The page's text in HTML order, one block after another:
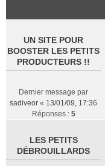
UN SITE POUR
BOOSTER LES PETITS
PRODUCTEURS !!
Dernier message par
sadiveor « 13/01/09, 17:36
Réponses : 5
LES PETITS
DÉBROUILLARDS